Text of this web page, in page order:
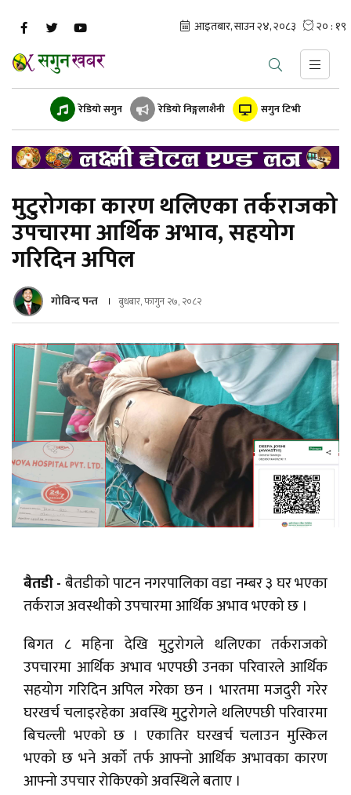
रेडियो सगुन रेडियो निङ्गलाशैनी सगुन टिभी
मुटुरोगका कारण थलिएका तर्कराजको
उपचारमा आर्थिक अभाव, सहयोग
गरिदिन अपिल
गोविन्द पन्त बुधबार, फागुन २७, २०८२
बैतडी -बैतडीको पाटन नगरपालिका वडा नम्बर ३ घर भएका
तर्कराज अवस्थीको उपचारमा आर्थिक अभाव भएको छ ।
बिगत ८ महिना देखि मुटुरोगले थलिएका तर्कराजको
उपचारमा आर्थिक अभाव भएपछी उनका परिवारले आर्थिक
सहयोग गरिदिन अपिल गरेका छन । भारतमा मजदुरी गरेर
घरखर्च चलाइरहेका अवस्थि मुटुरोगले थलिएपछी परिवारमा
बिचल्ली भएको छ । एकातिर घरखर्च चलाउन मुस्किल
भएको छ भने अर्को तर्फ आफ्नो आर्थिक अभावका कारण
आफ्नो उपचार रोकिएको अवस्थिले बताए ।